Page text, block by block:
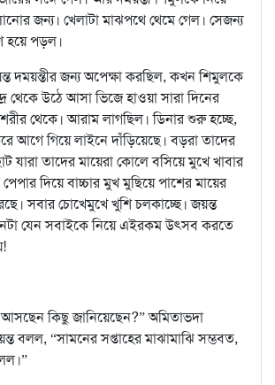
জন্য। খেলাটা মাঝপথে থেমে গেল। সেজন্য
হয়ে পড়ল।
দময়ন্তীর জন্য অপেক্ষা করছিল, কখন শিমুলকে
থেকে উঠে আসা ভিজে হাওয়া সারা দিনের
থেকে। আরাম লাগছিল। ডিনার শুরু হচ্ছে,
আগে গিয়ে লাইনে দাঁড়িয়েছে। বড়রা তাদের
যারা তাদের মায়েরা কোলে বসিয়ে মুখে খাবার
দিয়ে বাচ্চার মুখ মুছিয়ে পাশের মায়ের
সবার চোখেমুখে খুশি চলকাচ্ছে। জয়ন্ত
যেন সবাইকে নিয়ে এইরকম উৎসব করতে
কিছু জানিয়েছেন?” অমিতাভদা
বলল, “সামনের সপ্তাহের মাঝামাঝি সম্ভবত,